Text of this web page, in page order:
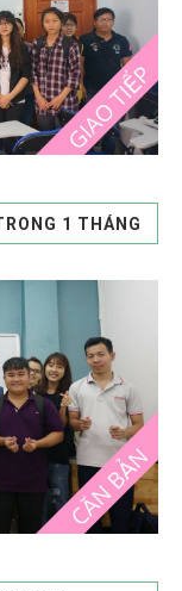
1 THÁNG